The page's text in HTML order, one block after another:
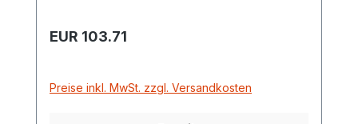
Zulassung erforderlich ist. Wählen Sie
Oberfläche der Platte ist rutschsicher. Die
Regulärer Preis:
EUR 103.71
Preise inkl. MwSt. zzgl. Versandkosten